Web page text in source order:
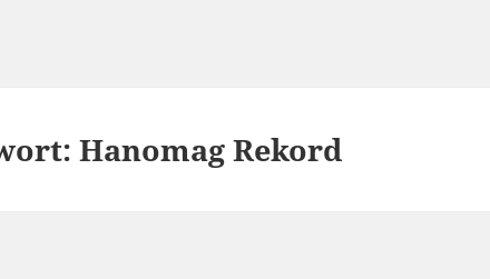
Hanomag Rekord